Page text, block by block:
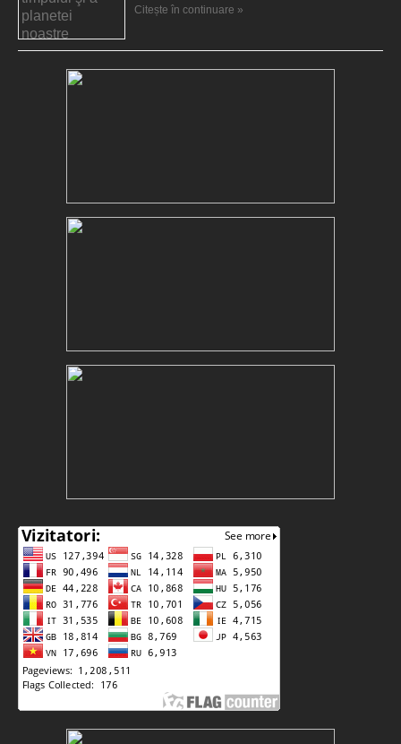
Citește în continuare »